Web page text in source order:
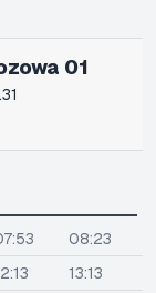
01
08:23
13:13